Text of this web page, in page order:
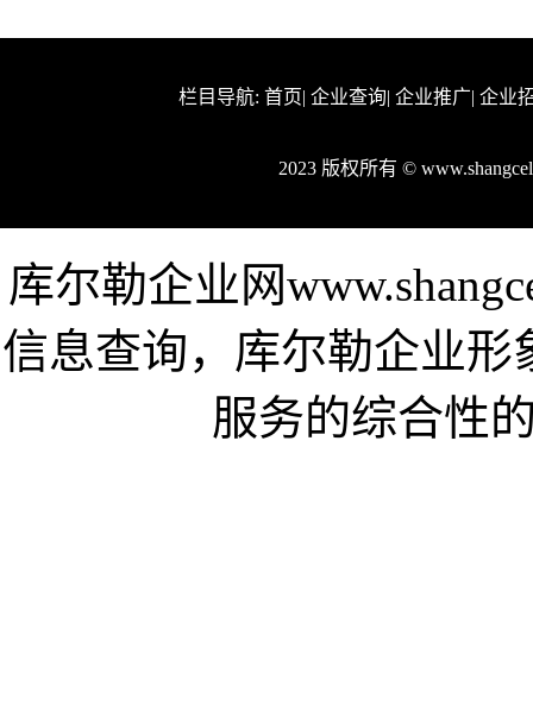
栏目导航: 首页| 企业查询| 企业推广| 企业
2023 版权所有 ©
库尔勒企业网
信息查询，库尔勒企业
服务的综合性